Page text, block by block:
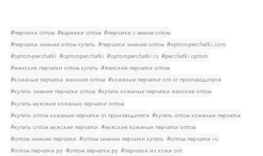
#перчатки оптом #варежки оптом #перчатки с мехом оптом
#перчатки зимние оптом купить #перчатки зимние оптом #optom-perchatki.com
#optom-perchatki #optomperchatki #optomperchatki.ru #perchatki optom
#женские перчатки оптом купить #женские перчатки оптом
#кожаные перчатки женские оптом #кожаные перчатки опт от производителя
#купить зимние перчатки оптом #купить кожаные перчатки женские оптом
#купить мужские кожаные перчатки оптом
#купить оптом кожаные перчатки от производителя #купить оптом кожаные перчатки
#купить оптом мужские перчатки #мужские кожаные перчатки оптом
#оптом зимние перчатки #оптом зимние перчатки купить #оптом перчатки ru
#оптом перчатки ру #оптом перчатки.ру #перчатки из кожи опт